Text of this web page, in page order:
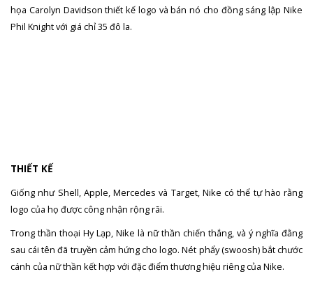
họa Carolyn Davidson thiết kế logo và bán nó cho đồng sáng lập Nike
Phil Knight với giá chỉ 35 đô la.
THIẾT KẾ
Giống như Shell, Apple, Mercedes và Target, Nike có thể tự hào rằng
logo của họ được công nhận rộng rãi.
Trong thần thoại Hy Lạp, Nike là nữ thần chiến thắng, và ý nghĩa đằng
sau cái tên đã truyền cảm hứng cho logo. Nét phẩy (swoosh) bắt chước
cánh của nữ thần kết hợp với đặc điểm thương hiệu riêng của Nike.